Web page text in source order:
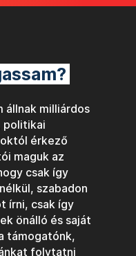
állnak milliárdos
politikai
érkező
maguk az
csak így
szabadon
írni, csak így
önálló és saját
támogatónk,
folytatni